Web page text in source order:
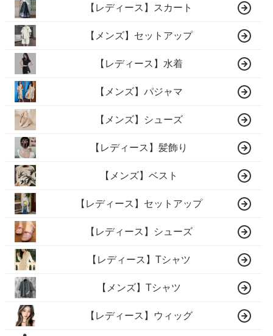
【レディース】スカート
【メンズ】セットアップ
【レディース】水着
【メンズ】パジャマ
【メンズ】シューズ
【レディース】髪飾り
【メンズ】ベスト
【レディース】セットアップ
【レディース】シューズ
【レディース】Tシャツ
【メンズ】Tシャツ
【レディース】ウィッグ